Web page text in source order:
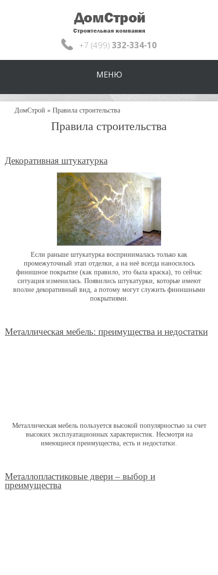
+7 (499) 332-334-10
МЕНЮ
ДомСтрой » Правила строительства
Правила строительства
Декоративная штукатурка
Если раньше штукатурка воспринималась только как
промежуточный этап отделки, а на неё всегда наносилось
финишное покрытие (как правило, это была краска), то сейчас
ситуация изменилась. Появились штукатурки, которые имеют
вполне декоративный вид, а потому могут служить финишными
покрытиями.
Металлическая мебель: преимущества и недостатки
Металлическая мебель пользуется высокой популярностью за счет
высоких эксплуатационных характеристик. Несмотря на
имеющиеся преимущества, есть и недостатки.
Металлопластиковые двери – выбор и
преимущества